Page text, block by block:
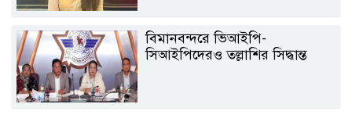
বিমানবন্দরে ভিআইপি-
সিআইপিদেরও তল্লাশির সিদ্ধান্ত